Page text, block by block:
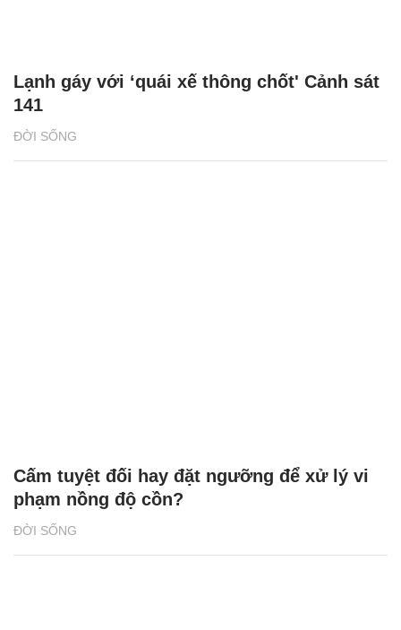
ĐỜI SỐNG
Lạnh gáy với ‘quái xế thông chốt' Cảnh sát
141
ĐỜI SỐNG
Cấm tuyệt đối hay đặt ngưỡng để xử lý vi
phạm nồng độ cồn?